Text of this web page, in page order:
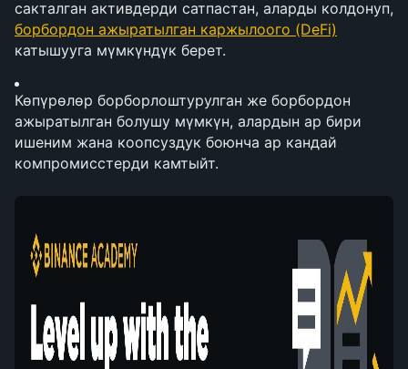
борбордон ажыратылган каржылоого (DeFi)
катышууга мүмкүндүк берет.
Көпүрөлөр борборлоштурулган же борбордон
ажыратылган болушу мүмкүн, алардын ар бири
ишеним жана коопсуздук боюнча ар кандай
компромисстерди камтыйт.